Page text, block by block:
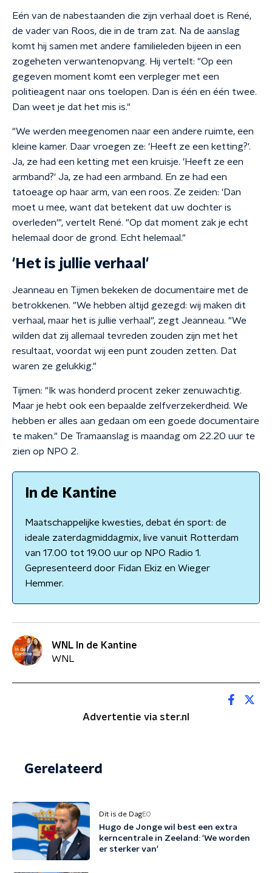
Eén van de nabestaanden die zijn verhaal doet is René,
de vader van Roos, die in de tram zat. Na de aanslag
komt hij samen met andere familieleden bijeen in een
zogeheten verwantenopvang. Hij vertelt: "Op een
gegeven moment komt een verpleger met een
politieagent naar ons toelopen. Dan is één en één twee.
Dan weet je dat het mis is."
"We werden meegenomen naar een andere ruimte, een
kleine kamer. Daar vroegen ze: 'Heeft ze een ketting?'.
Ja, ze had een ketting met een kruisje. 'Heeft ze een
armband?' Ja, ze had een armband. En ze had een
tatoeage op haar arm, van een roos. Ze zeiden: 'Dan
moet u mee, want dat betekent dat uw dochter is
overleden'", vertelt René. "Op dat moment zak je echt
helemaal door de grond. Echt helemaal."
'Het is jullie verhaal'
Jeanneau en Tijmen bekeken de documentaire met de
betrokkenen. "We hebben altijd gezegd: wij maken dit
verhaal, maar het is jullie verhaal", zegt Jeanneau. "We
wilden dat zij allemaal tevreden zouden zijn met het
resultaat, voordat wij een punt zouden zetten. Dat
waren ze gelukkig."
Tijmen: "Ik was honderd procent zeker zenuwachtig.
Maar je hebt ook een bepaalde zelfverzekerdheid. We
hebben er alles aan gedaan om een goede documentaire
te maken." De Tramaanslag is maandag om 22.20 uur te
zien op NPO 2.
In de Kantine
Maatschappelijke kwesties, debat én sport: de
ideale zaterdagmiddagmix, live vanuit Rotterdam
van 17.00 tot 19.00 uur op NPO Radio 1.
Gepresenteerd door Fidan Ekiz en Wieger
Hemmer.
WNL In de Kantine
WNL
Advertentie via ster.nl
Gerelateerd
Dit is de DagEO
Hugo de Jonge wil best een extra
kerncentrale in Zeeland: 'We worden
er sterker van'